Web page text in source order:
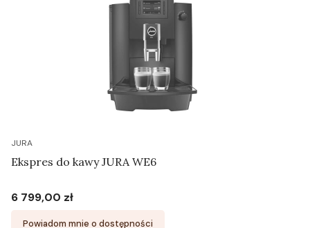
JURA
Ekspres do kawy JURA WE6
Cena
6 799,00 zł
Powiadom mnie o dostępności